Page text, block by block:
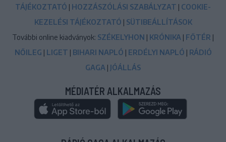
TÁJÉKOZTATÓ | HOZZÁSZÓLÁSI SZABÁLYZAT | COOKIE-
KEZELÉSI TÁJÉKOZTATÓ | SÜTIBEÁLLÍTÁSOK
További online kiadványok: SZÉKELYHON | KRÓNIKA | FŐTÉR |
NŐILEG | LIGET | BIHARI NAPLÓ | ERDÉLYI NAPLÓ | RÁDIÓ
GAGA | JÓÁLLÁS
MÉDIATÉR ALKALMAZÁS